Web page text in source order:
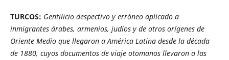
TURCOS: Gentilicio despectivo y erróneo aplicado a
inmigrantes árabes, armenios, judíos y de otros orígenes de
Oriente Medio que llegaron a América Latina desde la década
de 1880, cuyos documentos de viaje otomanos llevaron a las